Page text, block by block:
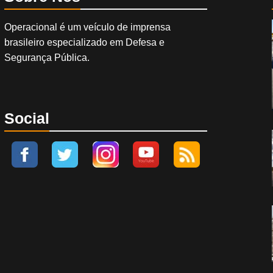
Operacional é um veículo de imprensa
brasileiro especializado em Defesa e
Segurança Pública.
Social